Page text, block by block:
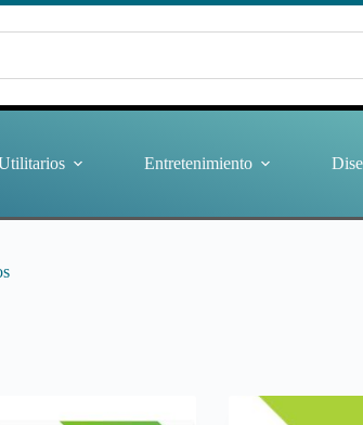
Entretenimiento